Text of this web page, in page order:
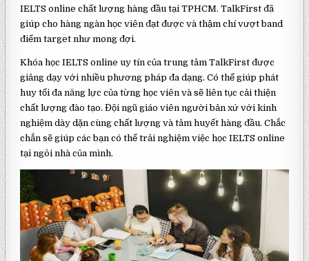
IELTS online chất lượng hàng đầu tại TPHCM. TalkFirst đã
giúp cho hàng ngàn học viên đạt được và thậm chí vượt band
điểm target như mong đợi.
Khóa học IELTS online uy tín của trung tâm TalkFirst được
giảng dạy với nhiều phương pháp đa dạng. Có thể giúp phát
huy tối đa năng lực của từng học viên và sẽ liên tục cải thiện
chất lượng đào tạo. Đội ngũ giáo viên người bản xứ với kinh
nghiệm dày dặn cùng chất lượng và tâm huyết hàng đầu. Chắc
chắn sẽ giúp các bạn có thể trải nghiệm việc học IELTS online
tại ngôi nhà của mình.